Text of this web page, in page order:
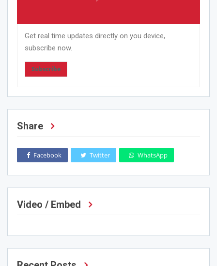
Get real time updates directly on you device,
subscribe now.
Subscribe
Share
Facebook Twitter WhatsApp
Video / Embed